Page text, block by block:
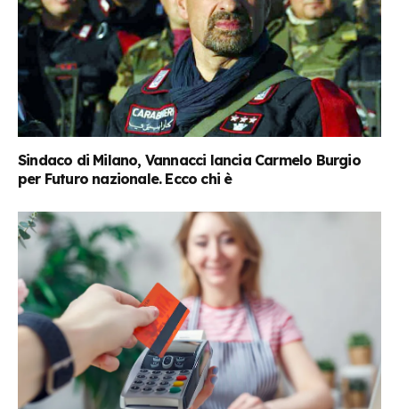
Sindaco di Milano, Vannacci lancia Carmelo Burgio
per Futuro nazionale. Ecco chi è